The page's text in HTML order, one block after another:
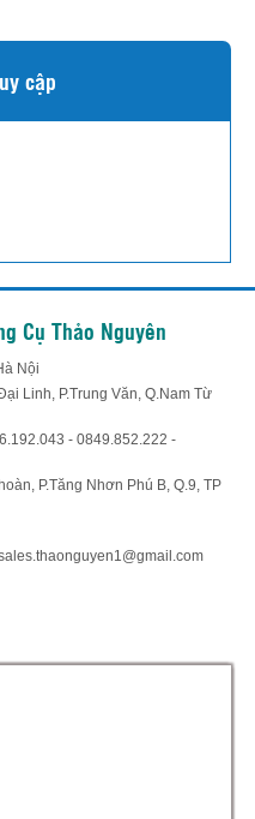
cập
Cụ Thảo Nguyên
Nội
Linh, P.Trung Văn, Q.Nam Từ
- 0849.852.222 -
P.Tăng Nhơn Phú B, Q.9, TP